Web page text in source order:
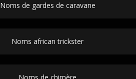
Noms de gardes de caravane
Noms african trickster